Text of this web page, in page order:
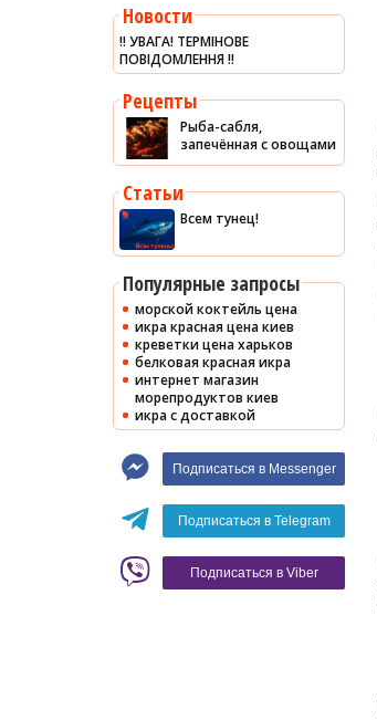
Новости
‼️ УВАГА! ТЕРМІНОВЕ
ПОВІДОМЛЕННЯ ‼️
Рецепты
Рыба-сабля,
запечённая с овощами
Статьи
Всем тунец!
Популярные запросы
морской коктейль цена
икра красная цена киев
креветки цена харьков
белковая красная икра
интернет магазин
морепродуктов киев
икра с доставкой
Подписаться в Messenger
Подписаться в Telegram
Подписаться в Viber